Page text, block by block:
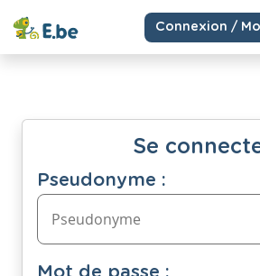
Connexion /
Se
Pseudonyme :
Mot de passe :